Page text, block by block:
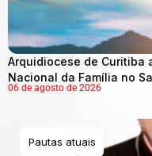
Arquidiocese de Curitiba
Nacional da Família no
06 de agosto de 2026
Pautas atuais